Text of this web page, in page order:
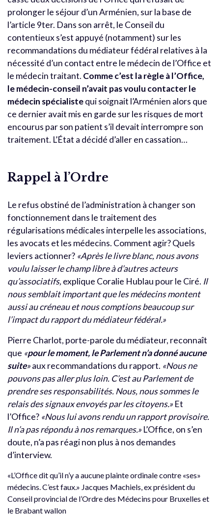
prolonger le séjour d’un Arménien, sur la base de
l’article 9ter. Dans son arrêt, le Conseil du
contentieux s’est appuyé (notamment) sur les
recommandations du médiateur fédéral relatives à la
nécessité d’un contact entre le médecin de l’Office et
le médecin traitant. Comme c’est la règle à l’Office,
le médecin-conseil n’avait pas voulu contacter le
médecin spécialistequi soignait l’Arménien alors que
ce dernier avait mis en garde sur les risques de mort
encourus par son patient s’il devait interrompre son
traitement. L’État a décidé d’aller en cassation…
Rappel à l’Ordre
Le refus obstiné de l’administration à changer son
fonctionnement dans le traitement des
régularisations médicales interpelle les associations,
les avocats et les médecins. Comment agir? Quels
leviers actionner? «Après le livre blanc, nous avons
voulu laisser le champ libre à d’autres acteurs
qu’associatifs,explique Coralie Hublau pour le Ciré. Il
nous semblait important que les médecins montent
aussi au créneau et nous comptions beaucoup sur
l’impact du rapport du médiateur fédéral.»
Pierre Charlot, porte-parole du médiateur, reconnaît
que «pour le moment, le Parlement n’a donné aucune
suite»aux recommandations du rapport. «Nous ne
pouvons pas aller plus loin. C’est au Parlement de
prendre ses responsabilités. Nous, nous sommes le
relais des signaux envoyés par les citoyens.» Et
l’Office? «Nous lui avons rendu un rapport provisoire.
Il n’a pas répondu à nos remarques.» L’Office, on s’en
doute, n’a pas réagi non plus à nos demandes
d’interview.
«L’Office dit qu’il n’y a aucune plainte ordinale contre «ses»
médecins. C’est faux.» Jacques Machiels, ex président du
Conseil provincial de l’Ordre des Médecins pour Bruxelles et
le Brabant wallon